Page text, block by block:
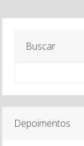
Buscar
Depoimentos